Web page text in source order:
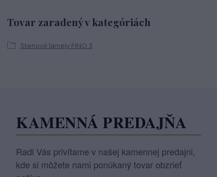
Tovar zaradený v kategóriách
Stenové lamely FINO 3
KAMENNÁ PREDAJŇA
Radi Vás privítame v našej kamennej predajni,
kde si môžete nami ponúkaný tovar obzrieť